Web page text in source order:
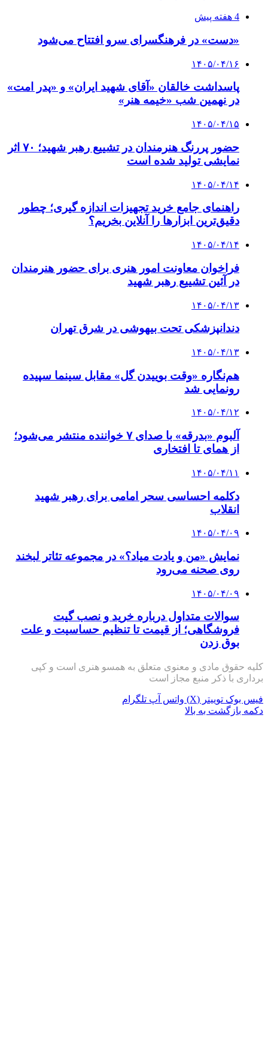
4 هفته پیش
«دست» در فرهنگسرای سرو افتتاح می‌شود
۱۴۰۵/۰۴/۱۶
پاسداشت خالقان «آقای شهید ایران» و «پدر امت»
در نهمین شب «خیمه هنر»
۱۴۰۵/۰۴/۱۵
حضور پررنگ هنرمندان در تشییع رهبر شهید؛ ۷۰ اثر
نمایشی تولید شده است
۱۴۰۵/۰۴/۱۴
راهنمای جامع خرید تجهیزات اندازه گیری؛ چطور
دقیق‌ترین ابزارها را آنلاین بخریم؟
۱۴۰۵/۰۴/۱۴
فراخوان معاونت امور هنری برای حضور هنرمندان
در آئین تشییع رهبر شهید
۱۴۰۵/۰۴/۱۳
دندانپزشکی تحت بیهوشی در شرق تهران
۱۴۰۵/۰۴/۱۳
هم‌نگاره «وقت بوییدن گل» مقابل سینما سپیده
رونمایی شد
۱۴۰۵/۰۴/۱۲
آلبوم «بدرقه» با صدای ۷ خواننده منتشر می‌شود؛
از همای تا افتخاری
۱۴۰۵/۰۴/۱۱
دکلمه‌ احساسی سحر امامی برای رهبر شهید
انقلاب
۱۴۰۵/۰۴/۰۹
نمایش «من و یادت میاد؟» در مجموعه تئاتر لبخند
روی صحنه می‌رود
۱۴۰۵/۰۴/۰۹
سوالات متداول درباره خرید و نصب گیت
فروشگاهی؛ از قیمت تا تنظیم حساسیت و علت
بوق زدن
کلیه حقوق مادی و معنوی متعلق به همسو هنری است و کپی
برداری با ذکر منبع مجاز است
فیس بوک توییتر (X) واتس آپ تلگرام
دکمه بازگشت به بالا